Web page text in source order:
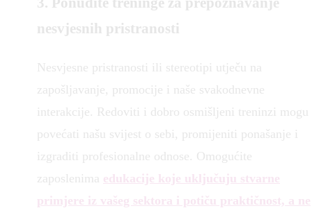
nesvjesnih pristranosti
Nesvjesne pristranosti ili stereotipi utječu na
zapošljavanje, promocije i naše svakodnevne
interakcije. Redoviti i dobro osmišljeni treninzi mogu
povećati našu svijest o sebi, promijeniti ponašanje i
izgraditi profesionalne odnose. Omogućite
zaposlenima edukacije koje uključuju stvarne
primjere iz vašeg sektora i potiču praktičnost, a ne